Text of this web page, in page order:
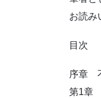
お読み
目次
序章
第1章